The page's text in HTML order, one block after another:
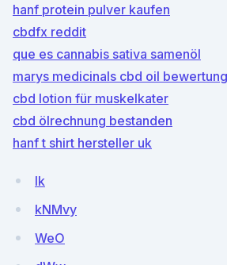
hanf protein pulver kaufen
cbdfx reddit
que es cannabis sativa samenöl
marys medicinals cbd oil
cbd lotion für muskelkater
cbd ölrechnung bestanden
hanf t shirt hersteller uk
lk
kNMvy
WeO